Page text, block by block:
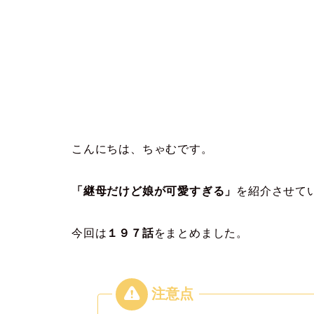
こんにちは、ちゃむです。
「継母だけど娘が可愛すぎる」 を紹介させて
今回は １９７ 話をまとめました。